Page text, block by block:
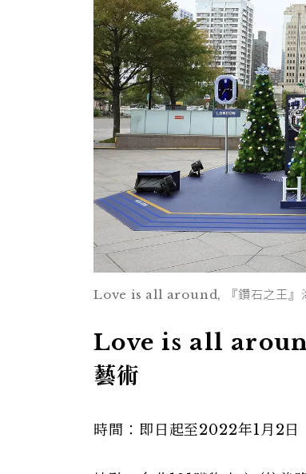
Love is all around, 『鑽石之王』
Love is all around
藝術
時間：即日起至2022年1月2日